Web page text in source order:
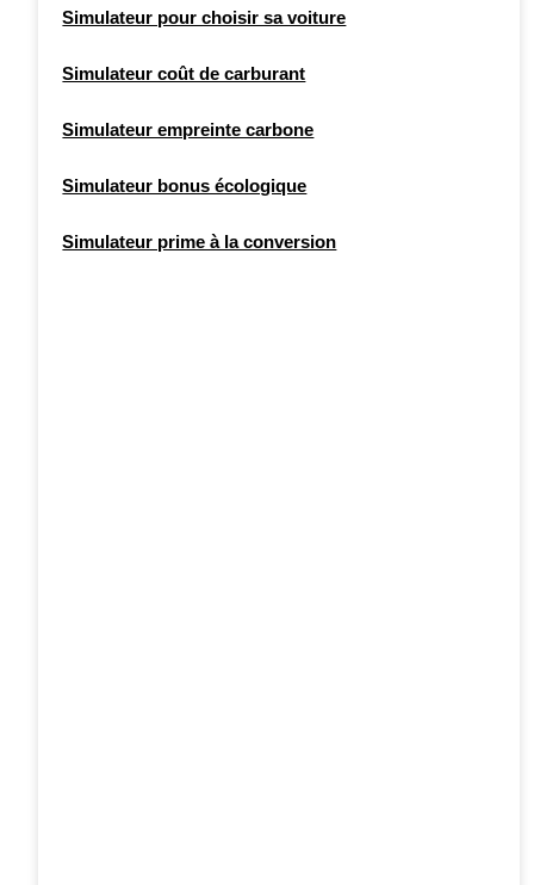
Simulateur pour choisir sa voiture
Simulateur coût de carburant
Simulateur empreinte carbone
Simulateur bonus écologique
Simulateur prime à la conversion